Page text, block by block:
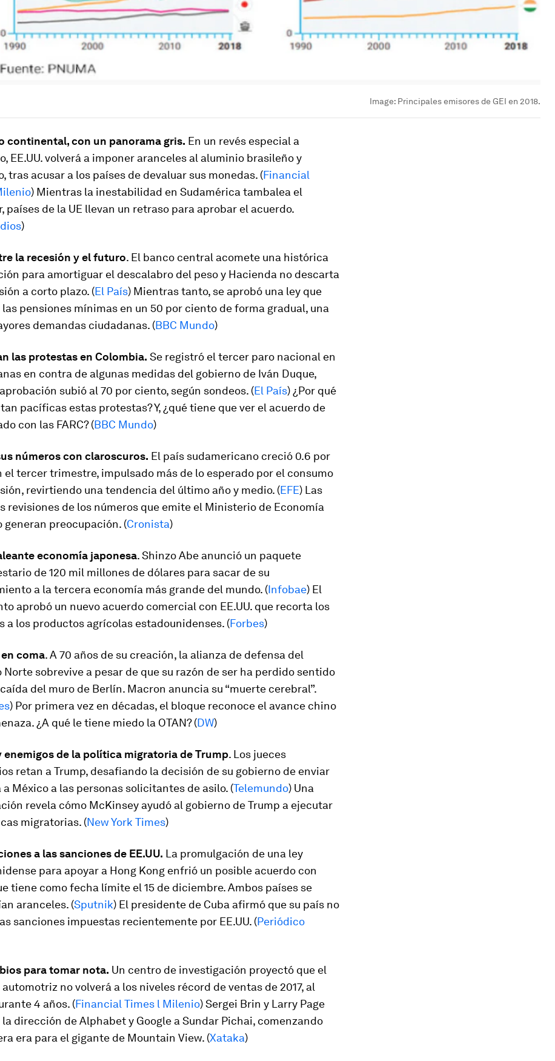
Image: Principales emisores de GEI en 2018.
continental, con un panorama gris. En un revés especial a
EE.UU. volverá a imponer aranceles al aluminio brasileño y
tras acusar a los países de devaluar sus monedas. (Financial
) Mientras la inestabilidad en Sudamérica tambalea el
países de la UE llevan un retraso para aprobar el acuerdo.
)
la recesión y el futuro. El banco central acomete una histórica
para amortiguar el descalabro del peso y Hacienda no descarta
a corto plazo. (El País) Mientras tanto, se aprobó una ley que
pensiones mínimas en un 50 por ciento de forma gradual, una
demandas ciudadanas. (BBC Mundo)
las protestas en Colombia. Se registró el tercer paro nacional en
en contra de algunas medidas del gobierno de Iván Duque,
subió al 70 por ciento, según sondeos. (El País) ¿Por qué
pacíficas estas protestas? Y, ¿qué tiene que ver el acuerdo de
con las FARC? (BBC Mundo)
números con claroscuros. El país sudamericano creció 0.6 por
el tercer trimestre, impulsado más de lo esperado por el consumo
revirtiendo una tendencia del último año y medio. (EFE) Las
revisiones de los números que emite el Ministerio de Economía
generan preocupación. (Cronista)
economía japonesa. Shinzo Abe anunció un paquete
de 120 mil millones de dólares para sacar de su
a la tercera economía más grande del mundo. (Infobae) El
aprobó un nuevo acuerdo comercial con EE.UU. que recorta los
a los productos agrícolas estadounidenses. (Forbes)
en coma. A 70 años de su creación, la alianza de defensa del
sobrevive a pesar de que su razón de ser ha perdido sentido
del muro de Berlín. Macron anuncia su “muerte cerebral”.
) Por primera vez en décadas, el bloque reconoce el avance chino
¿A qué le tiene miedo la OTAN? (DW)
enemigos de la política migratoria de Trump. Los jueces
retan a Trump, desafiando la decisión de su gobierno de enviar
a México a las personas solicitantes de asilo. (Telemundo) Una
revela cómo McKinsey ayudó al gobierno de Trump a ejecutar
migratorias. (New York Times)
a las sanciones de EE.UU. La promulgación de una ley
para apoyar a Hong Kong enfrió un posible acuerdo con
tiene como fecha límite el 15 de diciembre. Ambos países se
aranceles. (Sputnik) El presidente de Cuba afirmó que su país no
sanciones impuestas recientemente por EE.UU. (Periódico
para tomar nota. Un centro de investigación proyectó que el
no volverá a los niveles récord de ventas de 2017, al
4 años. (Financial Times l Milenio) Sergei Brin y Larry Page
dirección de Alphabet y Google a Sundar Pichai, comenzando
era para el gigante de Mountain View. (Xataka)